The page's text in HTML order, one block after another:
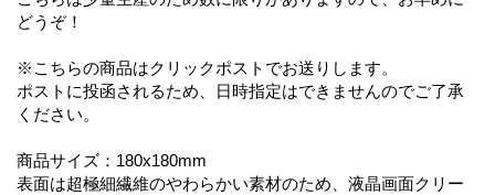
どうぞ！
※こちらの商品はクリックポストでお送りします。
ポストに投函されるため、日時指定はできませんのでご了承
ください。
商品サイズ：180x180mm
表面は超極細繊維のやわらかい素材のため、液晶画面クリー